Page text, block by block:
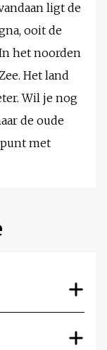
ligt de
ooit de
het noorden
Het land
Wil je nog
de oude
met